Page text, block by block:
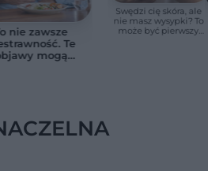
nie zawsze
Te
mogą
Swędzi cię skóra, ale
nie masz wysypki? To
może być pierwszy